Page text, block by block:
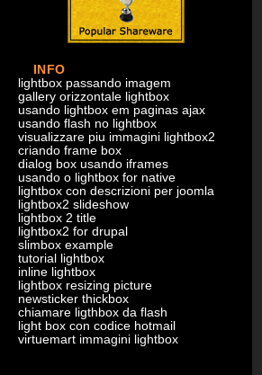
INFO
lightbox passando imagem
gallery orizzontale lightbox
usando lightbox em paginas ajax
usando flash no lightbox
visualizzare piu immagini lightbox2
criando frame box
dialog box usando iframes
usando o lightbox for native
lightbox con descrizioni per joomla
lightbox2 slideshow
lightbox 2 title
lightbox2 for drupal
slimbox example
tutorial lightbox
inline lightbox
lightbox resizing picture
newsticker thickbox
chiamare ligthbox da flash
light box con codice hotmail
virtuemart immagini lightbox